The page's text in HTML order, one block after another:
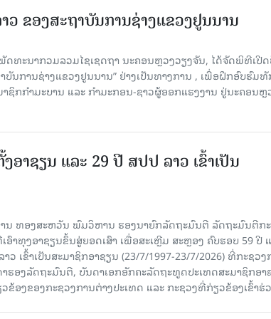
ວ ຂອງສະຖາບັນການຊ່າງແຂວງຢູນນານ
ທະນາກວມລວມໄຊເຊດຖາ ນະຄອນຫຼວງວຽງຈັນ, ໄດ້ຈັດພິທີເປີ
ບັນການຊ່າງແຂວງຢູນນານ” ຢ່າງເປັນທາງການ , ເພື່ອຝຶກອົບຮົມ
ຊິກກຳມະບານ ແລະ ກຳມະກອນ-ຊາວຜູ້ອອກແຮງງານ ຢູ່ນະຄອນຫຼ
ອາຊຽນ ແລະ 29 ປີ ສປປ ລາວ ເຂົ້າເປັນ
ນ ທອງສະຫວັນ ພົມວິຫານ ຮອງນາຍົກລັດຖະມົນຕີ ລັດຖະມົນຕີກ
ອົາທຸງອາຊຽນຂຶ້ນສູ່ຍອດເສົາ ເພື່ອສະເຫຼີມ ສະຫຼອງ ຄົບຮອບ 59 ປີ
ເຂົ້າເປັນສະມາຊິກອາຊຽນ (23/7/1997-23/7/2026) ທີ່ກະຊວງ
ຮອງລັດຖະມົນຕີ, ບັນດາເອກອັກຄະລັດຖະທູດປະເທດສະມາຊິກອາ
ຂ້ອງຂອງກະຊວງການຕ່າງປະເທດ ແລະ ກະຊວງທີ່ກ່ຽວຂ້ອງເຂົ້າຮ່